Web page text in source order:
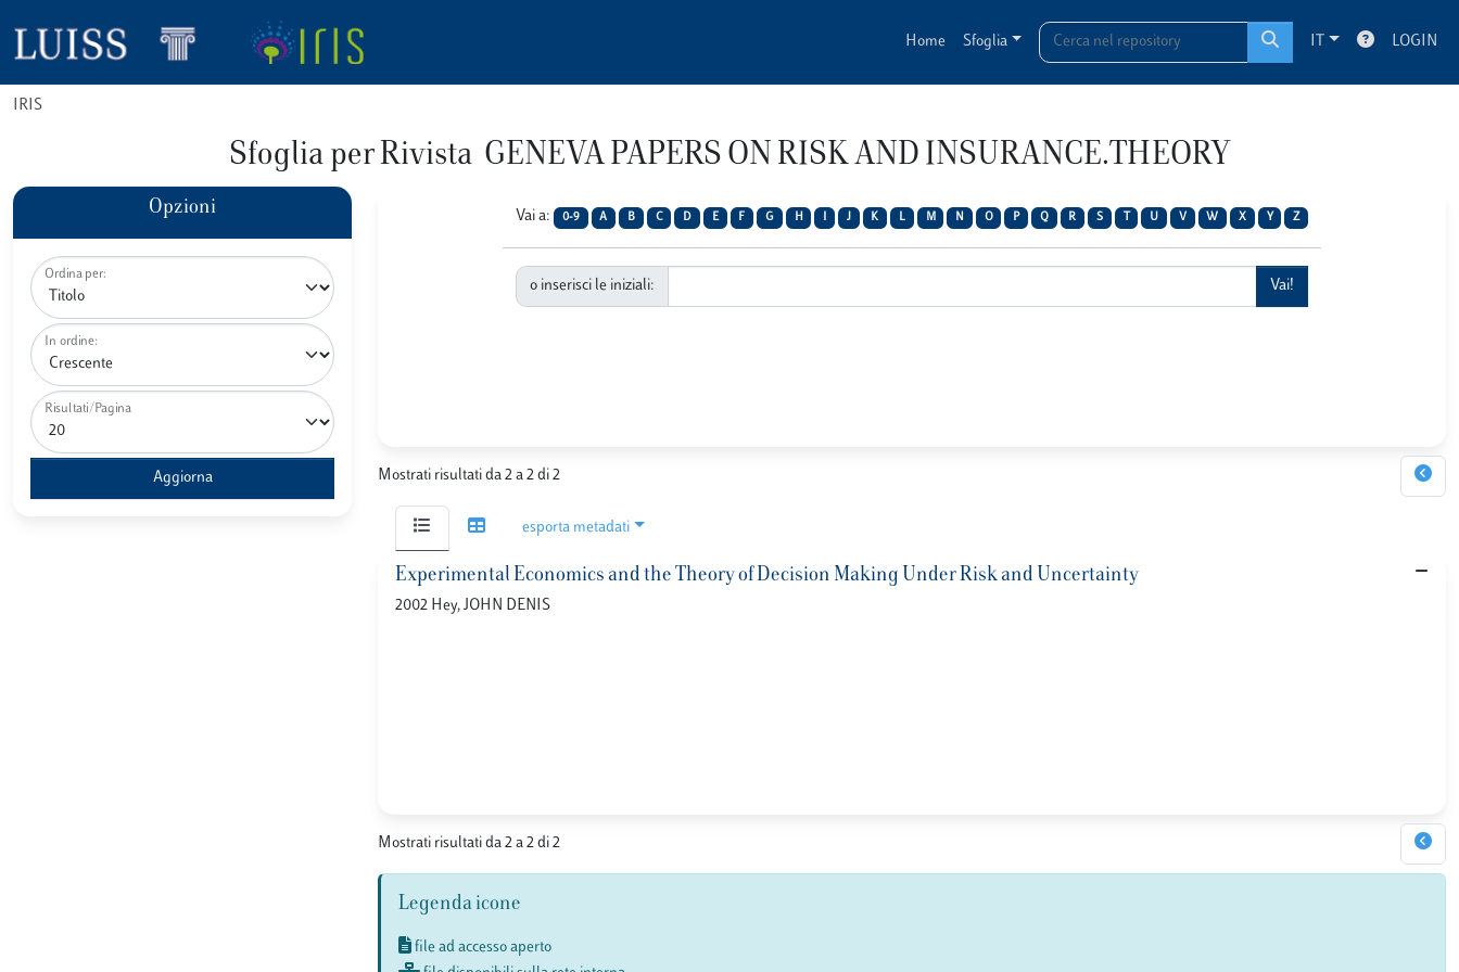
Home Sfoglia IT LOGIN
IRIS
Sfoglia per Rivista GENEVA PAPERS ON RISK AND INSURANCE.THEORY
Opzioni
Ordina per:
In ordine:
Risultati/Pagina
Vai a: 0-9 A B C D E F G H J K L M N O P Q R S U V W X Y Z
o inserisci le iniziali:
Mostrati risultati da 2 a 2 di 2
esporta metadati
Experimental Economics and the Theory of Decision Making Under Risk and Uncertainty
2002 Hey, JOHN DENIS
Mostrati risultati da 2 a 2 di 2
Legenda icone
file ad accesso aperto